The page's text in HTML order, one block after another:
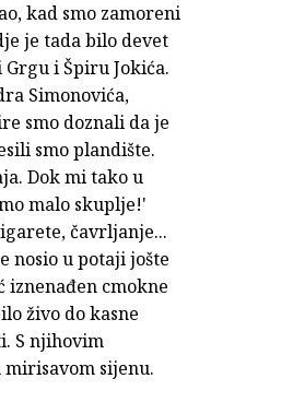
kad smo zamoreni
je tada bilo devet
i Špiru Jokića.
Simonovića,
smo doznali da je
smo plandište.
Dok mi tako u
malo skuplje!'
čavrljanje...
nosio u potaji jošte
iznenađen cmokne
živo do kasne
S njihovim
mirisavom sijenu.